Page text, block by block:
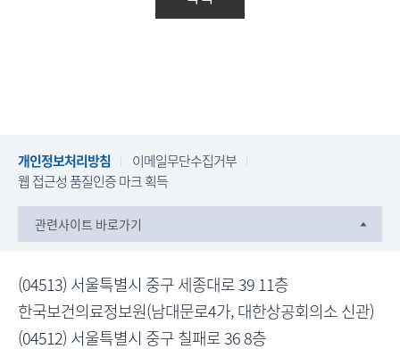
개인정보처리방침
이메일무단수집거부
웹 접근성 품질인증 마크 획득
관련사이트 바로가기
(04513) 서울특별시 중구 세종대로 39 11층
한국보건의료정보원(남대문로4가, 대한상공회의소 신관)
(04512) 서울특별시 중구 칠패로 36 8층